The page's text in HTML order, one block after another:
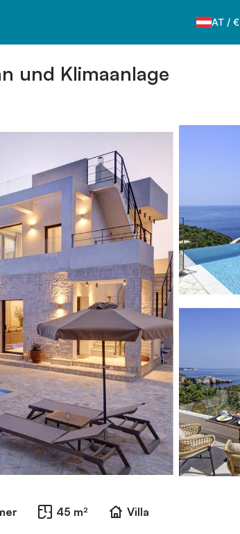
AT / €
und Klimaanlage
45 m²
Villa